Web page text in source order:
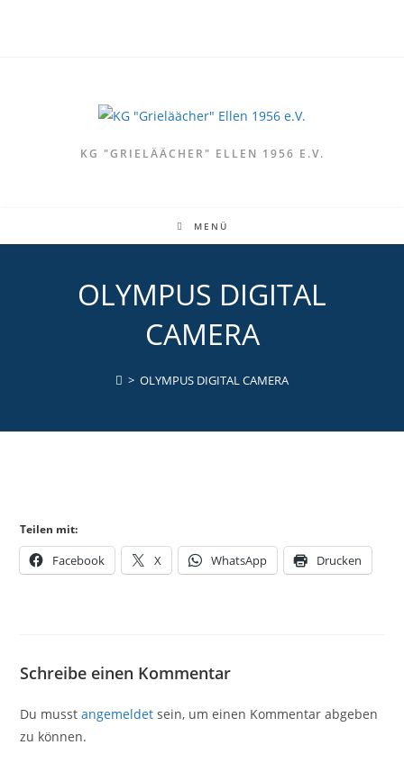
KG "GRIELÄÄCHER" ELLEN 1956 E.V.
MENÜ
OLYMPUS DIGITAL
CAMERA
> OLYMPUS DIGITAL CAMERA
Teilen mit:
Facebook X WhatsApp Drucken
Schreibe einen Kommentar
Du musstangemeldet sein, um einen Kommentar abgeben
zu können.